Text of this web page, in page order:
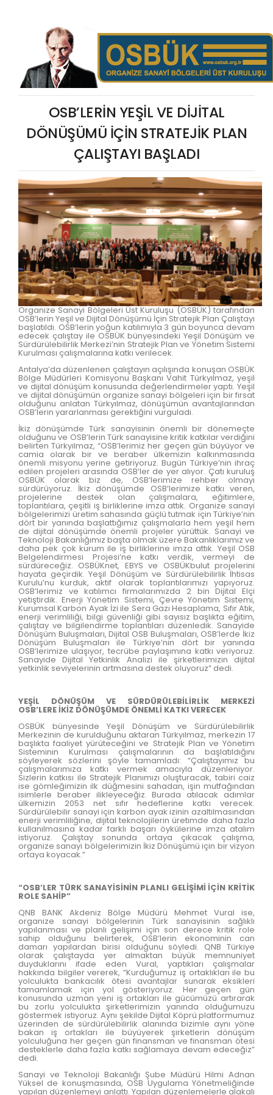
OSB’LERİN YEŞİL VE DİJİTAL
DÖNÜŞÜMÜ İÇİN STRATEJİK PLAN
ÇALIŞTAYI BAŞLADI
Organize Sanayi Bölgeleri Üst Kuruluşu (OSBÜK) tarafından
OSB’lerin Yeşil ve Dijital Dönüşümü İçin Stratejik Plan Çalıştayı
başlatıldı. OSB’lerin yoğun katılımıyla 3 gün boyunca devam
edecek çalıştay ile OSBÜK bünyesindeki Yeşil Dönüşüm ve
Sürdürülebilirlik Merkezi’nin Stratejik Plan ve Yönetim Sistemi
Kurulması çalışmalarına katkı verilecek.
Antalya’da düzenlenen çalıştayın açılışında konuşan OSBÜK
Bölge Müdürleri Komisyonu Başkanı Vahit Türkyılmaz, yeşil
ve dijital dönüşüm konusunda değerlendirmeler yaptı. Yeşil
ve dijital dönüşümün organize sanayi bölgeleri için bir fırsat
olduğunu anlatan Türkyılmaz, dönüşümün avantajlarından
OSB’lerin yararlanması gerektiğini vurguladı.
İkiz dönüşümde Türk sanayisinin önemli bir dönemeçte
olduğunu ve OSB’lerin Türk sanayisine kritik katkılar verdiğini
belirten Türkyılmaz, “OSB’lerimiz her geçen gün büyüyor ve
camia olarak bir ve beraber ülkemizin kalkınmasında
önemli misyonu yerine getiriyoruz. Bugün Türkiye’nin ihraç
edilen projeleri arasında OSB’ler de yer alıyor. Çatı kuruluş
OSBÜK olarak biz de, OSB’lerimize rehber olmayı
sürdürüyoruz. İkiz dönüşümde OSB’lerimize katkı veren,
projelerine destek olan çalışmalara, eğitimlere,
toplantılara, çeşitli iş birliklerine imza attık. Organize sanayi
bölgelerimizi üretim sahasında güçlü tutmak için Türkiye’nin
dört bir yanında başlattığımız çalışmalarla hem yeşil hem
de dijital dönüşümde önemli projeler yürüttük. Sanayi ve
Teknoloji Bakanlığımız başta olmak üzere Bakanlıklarımız ve
daha pek çok kurum ile iş birliklerine imza attık. Yeşil OSB
Belgelendirmesi Projesi’ne katkı verdik, vermeyi de
sürdüreceğiz. OSBÜKnet, EBYS ve OSBÜKbulut projelerini
hayata geçirdik. Yeşil Dönüşüm ve Sürdürülebilirlik İhtisas
Kurulu’nu kurduk, aktif olarak toplantılarımızı yapıyoruz.
OSB’lerimiz ve katılımcı firmalarımızda 2 bin Dijital Elçi
yetiştirdik. Enerji Yönetim Sistemi, Çevre Yönetim Sistemi,
Kurumsal Karbon Ayak İzi ile Sera Gazı Hesaplama, Sıfır Atık,
enerji verimliliği, bilgi güvenliği gibi sayısız başlıkta eğitim,
çalıştay ve bilgilendirme toplantıları düzenledik. Sanayide
Dönüşüm Buluşmaları, Dijital OSB Buluşmaları, OSB’lerde İkiz
Dönüşüm Buluşmaları ile Türkiye’nin dört bir yanında
OSB’lerimize ulaşıyor, tecrübe paylaşımına katkı veriyoruz.
Sanayide Dijital Yetkinlik Analizi ile şirketlerimizin dijital
yetkinlik seviyelerinin artmasına destek oluyoruz” dedi.
YEŞİL DÖNÜŞÜM VE SÜRDÜRÜLEBİLİRLİK MERKEZİ
OSB’LERE İKİZ DÖNÜŞÜMDE ÖNEMLİ KATKI VERECEK
OSBÜK bünyesinde Yeşil Dönüşüm ve Sürdürülebilirlik
Merkezinin de kurulduğunu aktaran Türkyılmaz, merkezin 17
başlıkta faaliyet yürüteceğini ve Stratejik Plan ve Yönetim
Sisteminin Kurulması çalışmalarının da başlatıldığını
söyleyerek sözlerini şöyle tamamladı: “Çalıştayımız bu
çalışmalarımıza katkı vermek amacıyla düzenleniyor.
Sizlerin katkısı ile Stratejik Planımızı oluşturacak, tabiri caiz
ise gömleğimizin ilk düğmesini sahadan, işin mutfağından
isimlerle beraber ilikleyeceğiz. Burada atılacak adımlar
ülkemizin 2053 net sıfır hedeflerine katkı verecek.
Sürdürülebilir sanayi için karbon ayak izinin azaltılmasından
enerji verimliliğine, dijital teknolojilerin üretimde daha fazla
kullanılmasına kadar farklı başarı öykülerine imza atalım
istiyoruz. Çalıştay sonunda ortaya çıkacak çalışma,
organize sanayi bölgelerimizin İkiz Dönüşümü için bir vizyon
ortaya koyacak.”
“OSB’LER TÜRK SANAYİSİNİN PLANLI GELİŞİMİ İÇİN KRİTİK
ROLE SAHİP”
QNB BANK Akdeniz Bölge Müdürü Mehmet Vural ise,
organize sanayi bölgelerinin Türk sanayisinin sağlıklı
yapılanması ve planlı gelişimi için son derece kritik role
sahip olduğunu belirterek, OSB’lerin ekonominin can
damarı yapılardan birisi olduğunu söyledi. QNB Türkiye
olarak çalıştayda yer almaktan büyük memnuniyet
duyduklarını ifade eden Vural, yaptıkları çalışmalar
hakkında bilgiler vererek, “Kurduğumuz iş ortaklıkları ile bu
yolculukta bankacılık ötesi avantajlar sunarak eksikleri
tamamlamak için yol gösteriyoruz. Her geçen gün
konusunda uzman yeni iş ortakları ile gücümüzü artırarak
bu zorlu yolculukta şirketlerimizin yanında olduğumuzu
göstermek istiyoruz. Aynı şekilde Dijital Köprü platformumuz
üzerinden de sürdürülebilirlik alanında bizimle aynı yöne
bakan iş ortakları ile büyüyerek şirketlerin dönüşüm
yolculuğuna her geçen gün finansman ve finansman ötesi
desteklerle daha fazla katkı sağlamaya devam edeceğiz”
dedi.
Sanayi ve Teknoloji Bakanlığı Şube Müdürü Hilmi Adnan
Yüksel de konuşmasında, OSB Uygulama Yönetmeliğinde
yapılan düzenlemeyi anlattı. Yapılan düzenlemelerle alakalı